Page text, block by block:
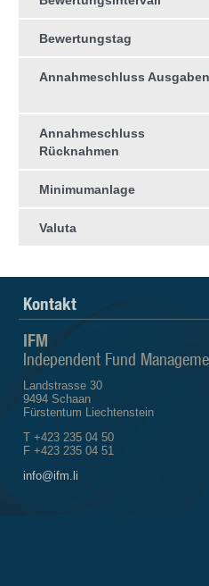
Bewertungstag
Annahmeschluss Ausgaben
Annahmeschluss
Rücknahmen
Minimumanlage
Valuta
Kontakt
IFM
Independent Fund
Landstrasse 30
9494 Schaan
Fürstentum Liechtenstein
T +423 235 04 50
F +423 235 04 51
info@ifm.li